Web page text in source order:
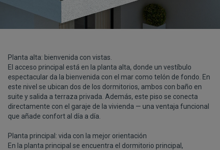
Planta alta: bienvenida con vistas.
El acceso principal está en la planta alta, donde un vestíbulo
espectacular da la bienvenida con el mar como telón de fondo. En
este nivel se ubican dos de los dormitorios, ambos con baño en
suite y salida a terraza privada. Además, este piso se conecta
directamente con el garaje de la vivienda — una ventaja funcional
que añade confort al día a día.
Planta principal: vida con la mejor orientación
En la planta principal se encuentra el dormitorio principal,